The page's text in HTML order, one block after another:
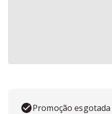
Promoção esgotada